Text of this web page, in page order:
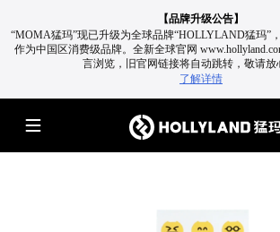
【品牌升级公告】
“MOMA猛玛”现已升级为全球品牌“HOLLYLAND猛玛”
作为中国区消费级品牌。 全新全球官网
言浏览，旧官网链接将自动跳转，敬请放
了解详情